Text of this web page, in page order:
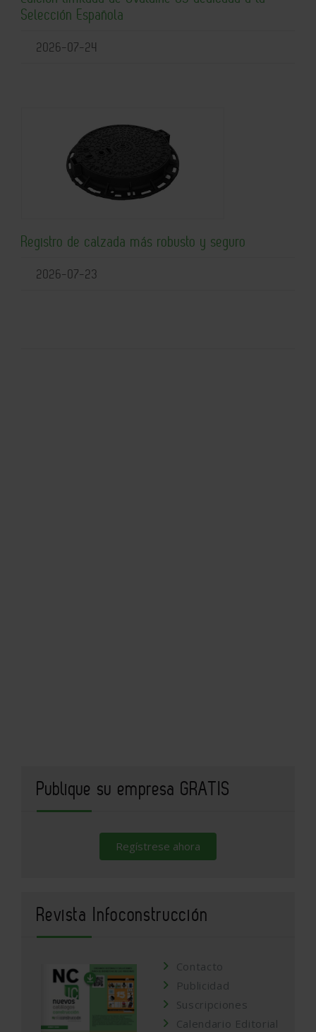
Selección Española
2026-07-24
Registro de calzada más robusto y seguro
2026-07-23
Publique su empresa GRATIS
Regístrese ahora
Revista Infoconstrucción
Contacto
Publicidad
Suscripciones
Calendario Editorial